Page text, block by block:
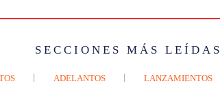
SECCIONES MÁS LEÍDAS
ADELANTOS LANZAMIENTOS